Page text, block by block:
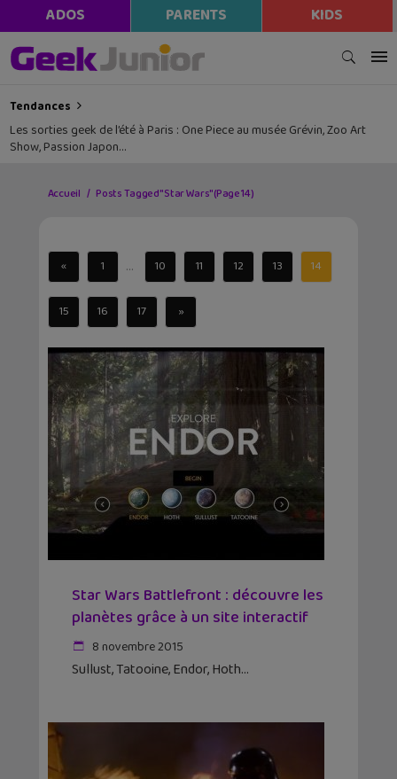
ADOS PARENTS KIDS
Tendances
Les sorties geek de l’été à Paris : One Piece au musée Grévin, Zoo Art
Show, Passion Japon…
Accueil Posts Tagged "Star Wars"(Page 14)
« 1 ... 10 11 12 13 14
15 16 17 »
Star Wars Battlefront : découvre les
planètes grâce à un site interactif
8 novembre 2015
Sullust, Tatooine, Endor, Hoth